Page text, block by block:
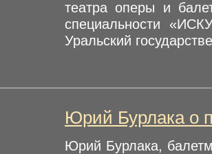
театра оперы и
специальности
Уральский
Юрий Бурлака о
Юрий Бурлака,